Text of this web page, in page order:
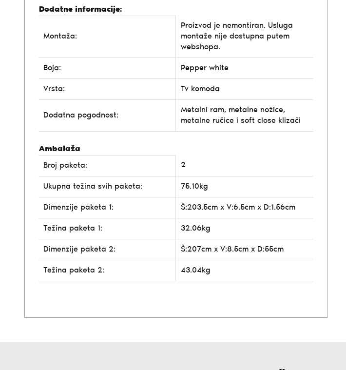
Dodatne informacije:
Montaža:
Proizvod je nemontiran. Usluga
montaže nije dostupna putem
webshopa.
Boja: Pepper white
Vrsta: Tv komoda
Dodatna pogodnost:
Metalni ram, metalne nožice,
metalne ručice i soft close klizači
Ambalaža
Broj paketa:
2
Ukupna težina svih paketa: 75.10kg
Dimenzije paketa 1: Š:203.5cm x V:6.5cm x D:1.56cm
Težina paketa 1: 32.06kg
Dimenzije paketa 2: Š:207cm x V:8.5cm x D:55cm
Težina paketa 2: 43.04kg